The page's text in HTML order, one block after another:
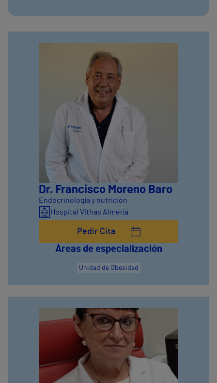
Dr. Francisco Moreno Baro
Endocrinología y nutrición
Hospital Vithas Almería
Pedir Cita
Áreas de especialización
Unidad de Obesidad